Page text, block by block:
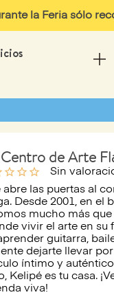
la Feria sólo
Centro de Arte
star_outline star_outline star_outline
Sin
abre las puertas al
Desde 2001, en el
mucho más
vivir el arte en su
guitarra,
dejarte llevar
íntimo y
Kelipé es tu casa.
viva!